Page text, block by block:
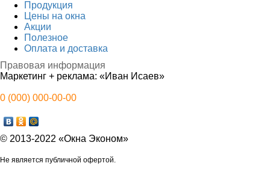
Продукция
Цены на окна
Акции
Полезное
Оплата и доставка
Правовая информация
Маркетинг + реклама: «Иван Исаев»
0 (000) 000-00-00
© 2013-2022 «Окна Эконом»
Не является публичной офертой.